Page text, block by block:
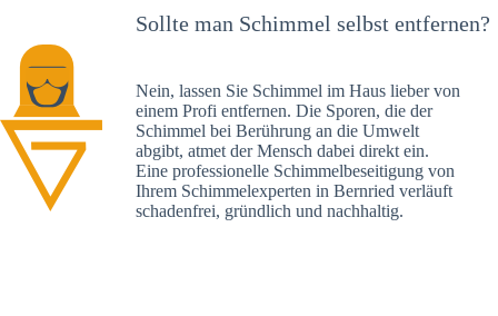
Sollte man Schimmel selbst entfernen?
Nein, lassen Sie Schimmel im Haus lieber von
einem Profi entfernen. Die Sporen, die der
Schimmel bei Berührung an die Umwelt
abgibt, atmet der Mensch dabei direkt ein.
Eine professionelle Schimmelbeseitigung von
Ihrem Schimmelexperten in Bernried verläuft
schadenfrei, gründlich und nachhaltig.